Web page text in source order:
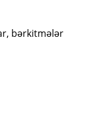
bərkitmələr